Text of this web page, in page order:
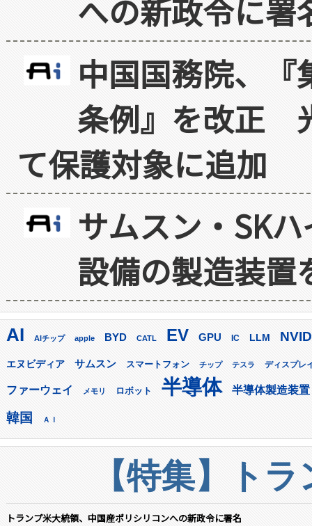
への新政令に署
中国国務院、
条例』を改正
て保護対象に追加
サムスン・SK
設備の製造装置
AI AIチップ apple BYD CATL EV GPU IC LLM
エヌビディア サムスン スマートフォン チップ テスラ ディスプレ
ファーウェイ メモリ ロボット 半導体 半導体製造装置
韓国 ＡＩ
【特集】ト
トランプ米大統領、中国産ポリシリコンへの新政令に署名